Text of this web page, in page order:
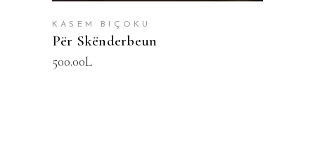
KASEM BIÇOKU
Për Skënderbeun
500.00L